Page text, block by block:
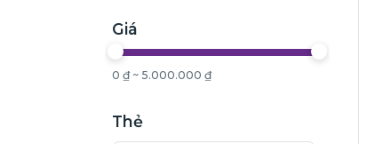
Giá
0 ₫ ~ 5.000.000 ₫
Thẻ